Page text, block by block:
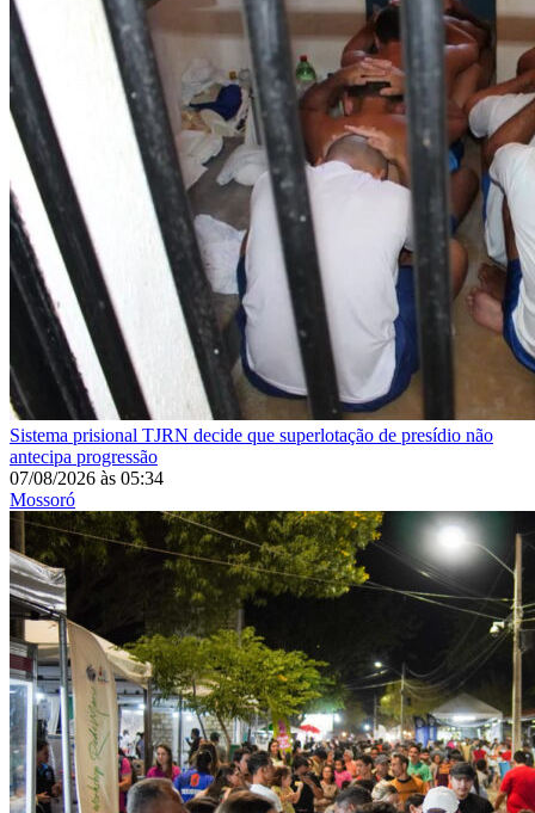
Sistema prisional TJRN decide que superlotação de presídio não
antecipa progressão
07/08/2026 às 05:34
Mossoró